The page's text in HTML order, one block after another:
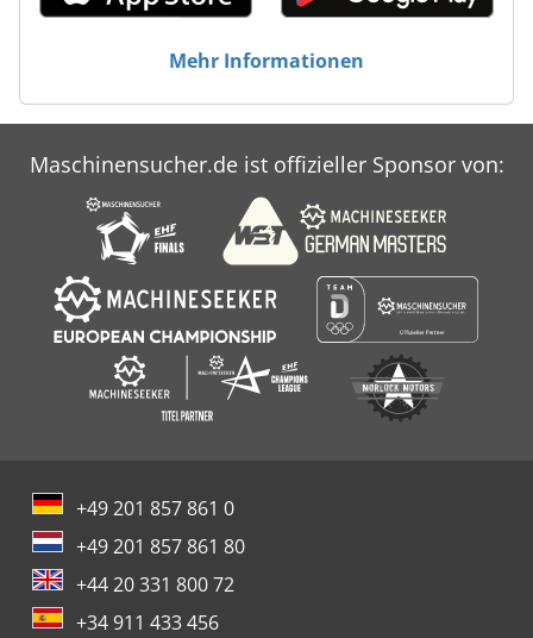
Mehr Informationen
Maschinensucher.de ist offizieller Sponsor von:
+49 201 857 861 0
+49 201 857 861 80
+44 20 331 800 72
+34 911 433 456